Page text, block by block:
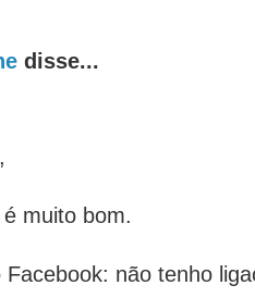
disse...
muito bom.
não tenho